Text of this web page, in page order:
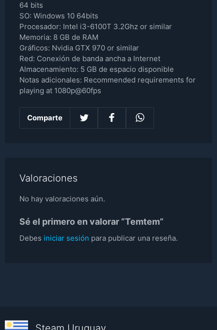
64 bits
SO: Windows 10 64bits
Procesador: Intel i3-6100T 3.2Ghz or similar
Memoria: 8 GB de RAM
Gráficos: Nvidia GTX 970 or similar
Red: Conexión de banda ancha a Internet
Almacenamiento: 5 GB de espacio disponible
Notas adicionales: Recommended requirements for
playing at 1080p@60fps
Comparte
Valoraciones
No hay valoraciones aún.
Sé el primero en valorar “Temtem”
Debes iniciar sesión para publicar una reseña.